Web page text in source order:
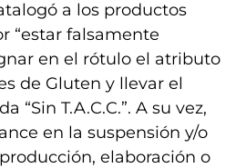
a los productos
“estar falsamente
en el rótulo el atributo
de Gluten y llevar el
“Sin T.A.C.C.”. A su vez,
en la suspensión y/o
elaboración o